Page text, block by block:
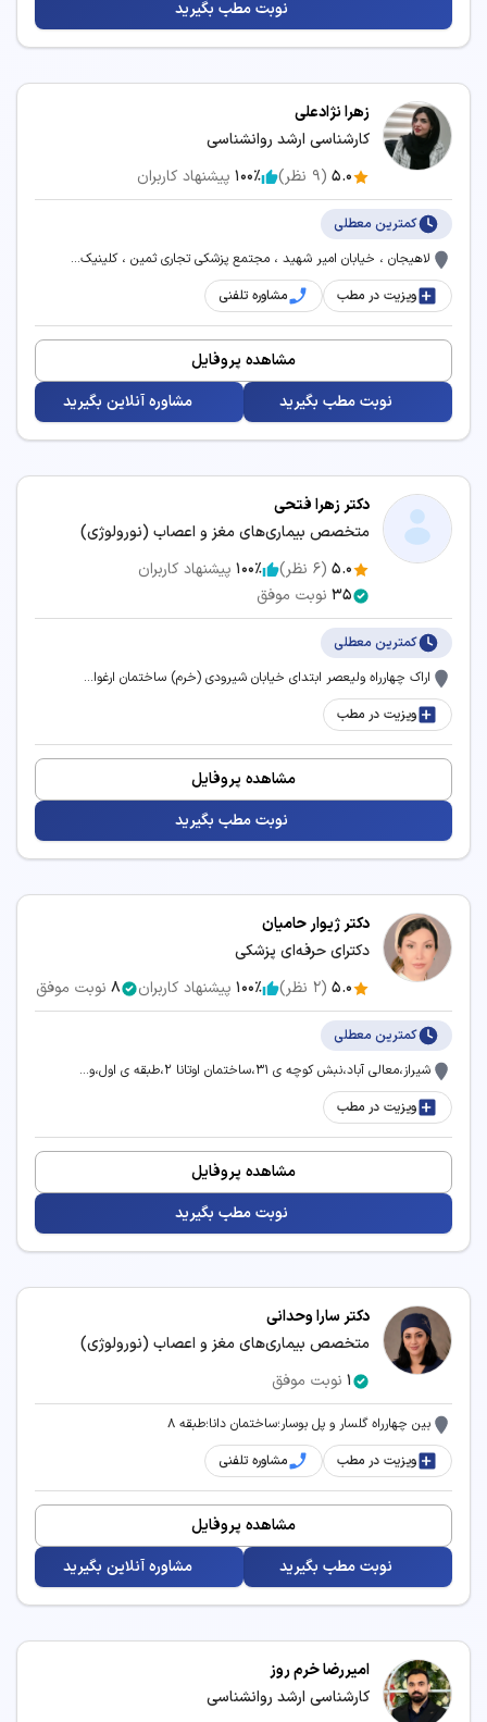
زمان انتظار و نزدیک‌ترین وقت آزاد برای رزرو نوبت
سرویس‌های مرتبط:
مشاوره آنلاین درمان میگرن
نوبت مطب بگیرید
زهرا نژادعلی
کارشناسی ارشد روانشناسی
5.0
(
9 نظر) 100٪ پیشنهاد کاربران
کمترین معطلی
لاهیجان ، خیابان امیر شهید ، مجتمع پزشکی تجاری ثمین ، کلینیک...
ویزیت در مطب
مشاوره تلفنی
مشاهده پروفایل
نوبت مطب بگیرید
مشاوره آنلاین بگیرید
دکتر زهرا فتحی
متخصص بیماری‌های مغز و اعصاب (نورولوژی)
5.0
(
6 نظر) 100٪ پیشنهاد کاربران
35 نوبت موفق
کمترین معطلی
اراک چهارراه ولیعصر ابتدای خیابان شیرودی (خرم) ساختمان ارغوا...
ویزیت در مطب
مشاهده پروفایل
نوبت مطب بگیرید
دکتر ژیوار حامیان
دکترای حرفه‌ای پزشکی
5.0
(
2 نظر) 100٪ پیشنهاد کاربران 8 نوبت موفق
کمترین معطلی
شیراز،معالی آباد،نبش کوچه ی ۳۱،ساختمان اوتانا ۲،طبقه ی اول،و...
ویزیت در مطب
مشاهده پروفایل
نوبت مطب بگیرید
دکتر سارا وحدانی
متخصص بیماری‌های مغز و اعصاب (نورولوژی)
1 نوبت موفق
بین چهارراه گلسار و پل بوسار؛ساختمان دانا؛طبقه 8
ویزیت در مطب
مشاوره تلفنی
مشاهده پروفایل
نوبت مطب بگیرید
مشاوره آنلاین بگیرید
امیررضا خرم روز
کارشناسی ارشد روانشناسی